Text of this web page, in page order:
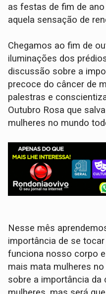
as festas de fim de
aquela sensação de
Chegamos ao fim de
iluminações dos
discussão sobre a
precoce do câncer de
palestras e
Outubro Rosa que
mulheres no mundo
Nesse mês
importância de se
funciona nosso corpo
mais mata mulheres
sobre a importância da